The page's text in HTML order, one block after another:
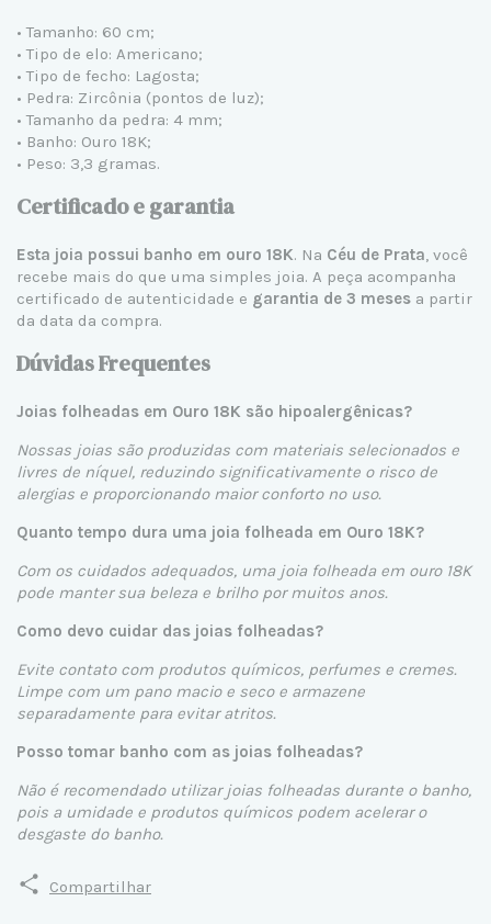
• Tamanho: 60 cm;
• Tipo de elo: Americano;
• Tipo de fecho: Lagosta;
• Pedra: Zircônia (pontos de luz);
• Tamanho da pedra: 4 mm;
• Banho: Ouro 18K;
• Peso: 3,3 gramas.
Certificado e garantia
Esta joia possui banho em ouro 18K. Na Céu de Prata, você
recebe mais do que uma simples joia. A peça acompanha
certificado de autenticidade e garantia de 3 meses a partir
da data da compra.
Dúvidas Frequentes
Joias folheadas em Ouro 18K são hipoalergênicas?
Nossas joias são produzidas com materiais selecionados e
livres de níquel, reduzindo significativamente o risco de
alergias e proporcionando maior conforto no uso.
Quanto tempo dura uma joia folheada em Ouro 18K?
Com os cuidados adequados, uma joia folheada em ouro 18K
pode manter sua beleza e brilho por muitos anos.
Como devo cuidar das joias folheadas?
Evite contato com produtos químicos, perfumes e cremes.
Limpe com um pano macio e seco e armazene
separadamente para evitar atritos.
Posso tomar banho com as joias folheadas?
Não é recomendado utilizar joias folheadas durante o banho,
pois a umidade e produtos químicos podem acelerar o
desgaste do banho.
Compartilhar